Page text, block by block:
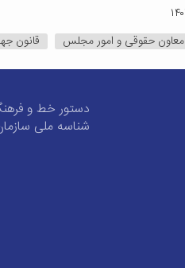
معاون حقوقی و امور مجلس قانون
دستور خط و
شناسه ملی